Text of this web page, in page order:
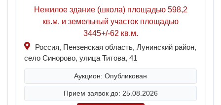
Нежилое здание (школа) площадью 598,2
кв.м. и земельный участок площадью
3445+/-62 кв.м.
Россия, Пензенская область, Лунинский район,
село Синорово, улица Титова, 41
Аукцион: Опубликован
Прием заявок до: 25.08.2026